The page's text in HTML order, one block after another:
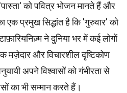
को पवित्र भोजन मानते हैं और
एक प्रमुख सिद्धांत है कि 'गुरुवार' को
ने दुनिया भर में कई लोगों
मज़ेदार और विचारशील दृष्टिकोण
अपने विश्वासों को गंभीरता से
का भी सम्मान करते हैं।